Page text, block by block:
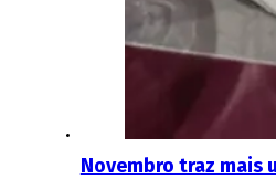
Novembro traz mais